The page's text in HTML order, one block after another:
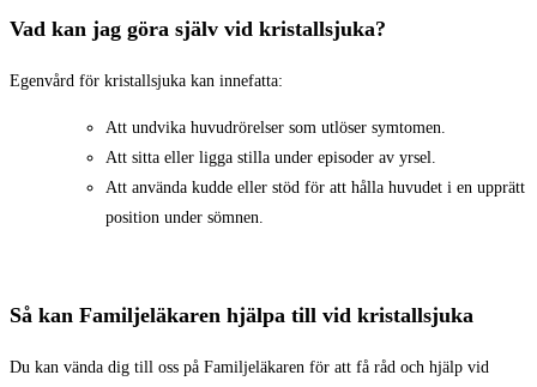
Vad kan jag göra själv vid kristallsjuka?
Egenvård för kristallsjuka kan innefatta:
Att undvika huvudrörelser som utlöser symtomen.
Att sitta eller ligga stilla under episoder av yrsel.
Att använda kudde eller stöd för att hålla huvudet i en upprätt
position under sömnen.
Så kan Familjeläkaren hjälpa till vid kristallsjuka
Du kan vända dig till oss på Familjeläkaren för att få råd och hjälp vid